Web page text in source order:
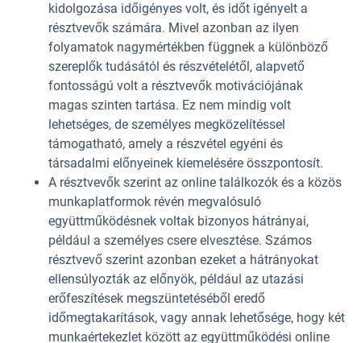
kidolgozása időigényes volt, és időt igényelt a
résztvevők számára. Mivel azonban az ilyen
folyamatok nagymértékben függnek a különböző
szereplők tudásától és részvételétől, alapvető
fontosságú volt a résztvevők motivációjának
magas szinten tartása. Ez nem mindig volt
lehetséges, de személyes megközelítéssel
támogatható, amely a részvétel egyéni és
társadalmi előnyeinek kiemelésére összpontosít.
A résztvevők szerint az online találkozók és a közös
munkaplatformok révén megvalósuló
együttműködésnek voltak bizonyos hátrányai,
például a személyes csere elvesztése. Számos
résztvevő szerint azonban ezeket a hátrányokat
ellensúlyozták az előnyök, például az utazási
erőfeszítések megszüntetéséből eredő
időmegtakarítások, vagy annak lehetősége, hogy két
munkaértekezlet között az együttműködési online